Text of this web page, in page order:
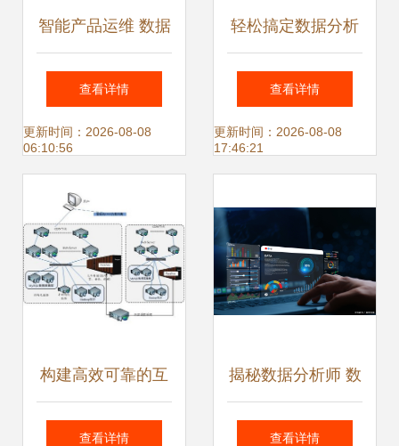
智能产品运维 数据
监测、告警分析与
邮件通知一体化解
查看详情
更新时间：2026-08-08
06:10:56
轻松搞定数据分析
数据可视化赛道头
部产品与数据处理
查看详情
更新时间：2026-08-08
17:46:21
构建高效可靠的互
联网大数据处理系
查看详情
揭秘数据分析师 数
据背后的策略专家
查看详情